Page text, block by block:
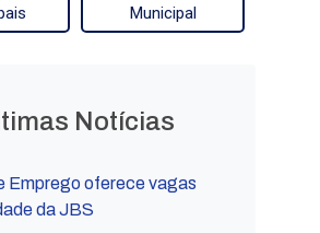
Municipal
Notícias
Emprego oferece vagas
da JBS